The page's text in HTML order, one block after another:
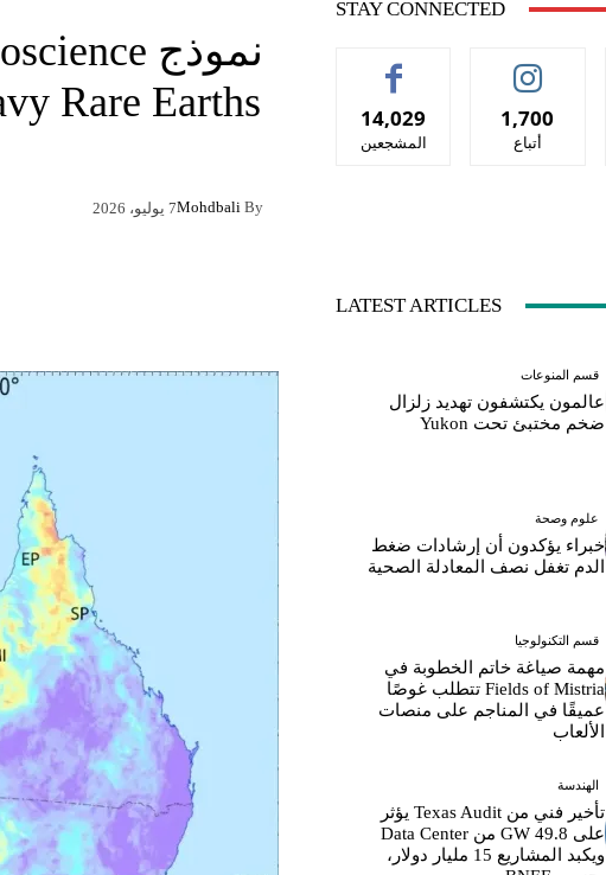
By
Mohdbali7 يوليو، 2026
STAY CONNECTED
14,029
المشجعين
1,700
أتباع
LATEST ARTICLES
قسم المنوعات
عالمون يكتشفون تهديد زلزال
ضخم مختبئ تحت Yukon
علوم وصحة
خبراء يؤكدون أن إرشادات ضغط
الدم تغفل نصف المعادلة الصحية
قسم التكنولوجيا
مهمة صياغة خاتم الخطوبة في
Fields of Mistria تتطلب غوصًا
عميقًا في المناجم على منصات
الألعاب
الهندسة
تأخير فني من Texas Audit يؤثر
على 49.8 GW من Data Center
ويكبد المشاريع 15 مليار دولار،